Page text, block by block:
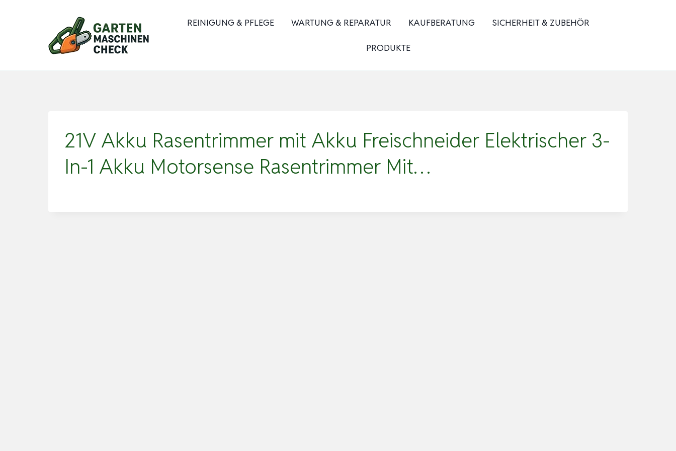
REINIGUNG & PFLEGE WARTUNG & REPARATUR KAUFBERATUNG SICHERHEIT & ZUBEHÖR
PRODUKTE
21V Akku Rasentrimmer mit Akku Freischneider Elektrischer 3-
In-1 Akku Motorsense Rasentrimmer Mit…